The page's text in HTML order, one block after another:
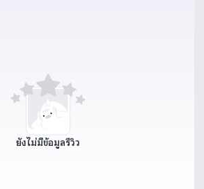
ยังไม่มีข้อมูลรีวิว